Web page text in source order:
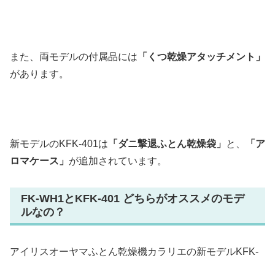
また、両モデルの付属品には 「くつ乾燥アタッチメント」
があります。
新モデルのKFK-401は 「ダニ撃退ふとん乾燥袋」 と、
「ア
ロマケース」 が追加されています。
FK-WH1とKFK-401 どちらがオススメのモデ
ルなの？
アイリスオーヤマふとん乾燥機カラリエの新モデルKFK-